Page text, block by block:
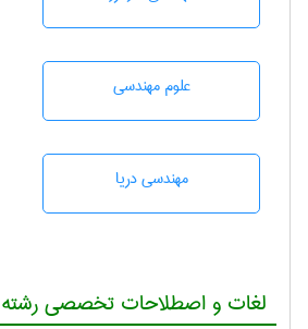
علوم مهندسی
مهندسی دریا
لغات و اصطلاحات تخصصی رشته